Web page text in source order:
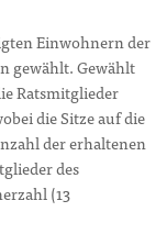
Einwohnern der
gewählt. Gewählt
Ratsmitglieder
die Sitze auf die
der erhaltenen
des
(13